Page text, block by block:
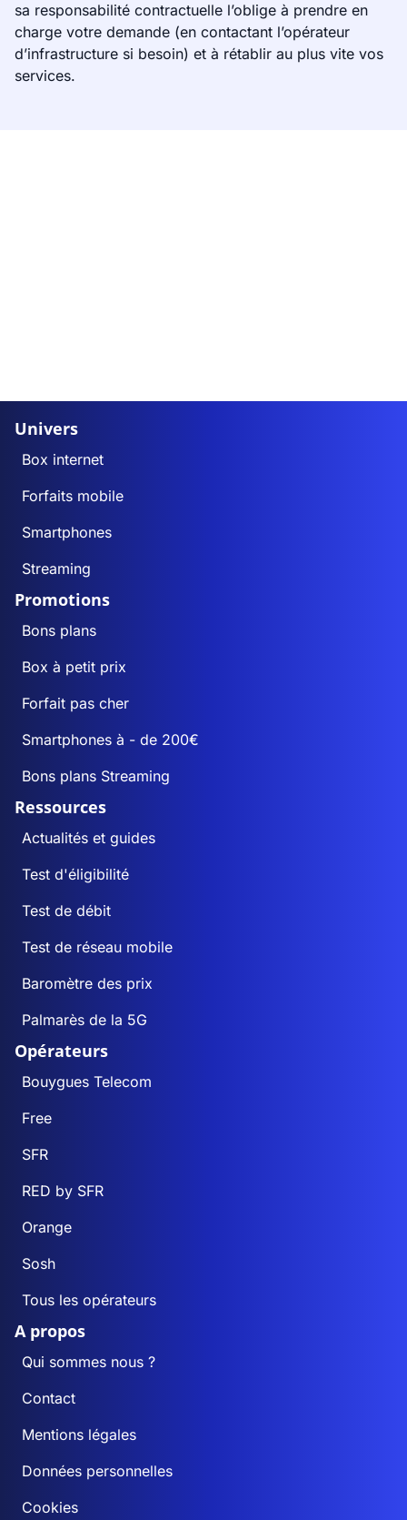
sa responsabilité contractuelle l’oblige à prendre en
charge votre demande (en contactant l’opérateur
d’infrastructure si besoin) et à rétablir au plus vite vos
services.
Univers
Box internet
Forfaits mobile
Smartphones
Streaming
Promotions
Bons plans
Box à petit prix
Forfait pas cher
Smartphones à - de 200€
Bons plans Streaming
Ressources
Actualités et guides
Test d'éligibilité
Test de débit
Test de réseau mobile
Baromètre des prix
Palmarès de la 5G
Opérateurs
Bouygues Telecom
Free
SFR
RED by SFR
Orange
Sosh
Tous les opérateurs
A propos
Qui sommes nous ?
Contact
Mentions légales
Données personnelles
Cookies